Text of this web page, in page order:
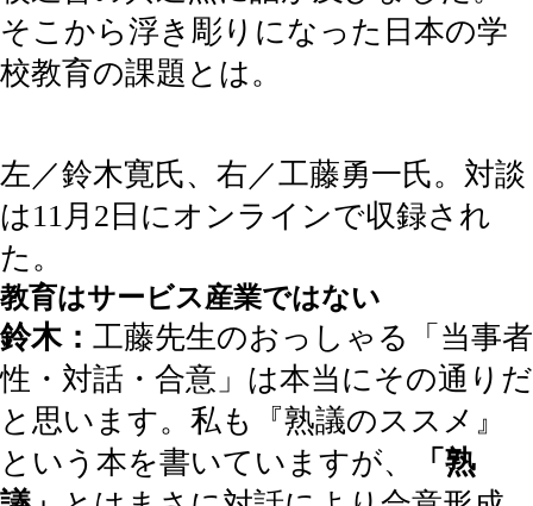
そこから浮き彫りになった日本の学
校教育の課題とは。
左／鈴木寛氏、右／工藤勇一氏。対談
は11月2日にオンラインで収録され
た。
教育はサービス産業ではない
鈴木： 工藤先生のおっしゃる「当事者
性・対話・合意」は本当にその通りだ
と思います。私も『熟議のススメ』
という本を書いていますが、
「熟